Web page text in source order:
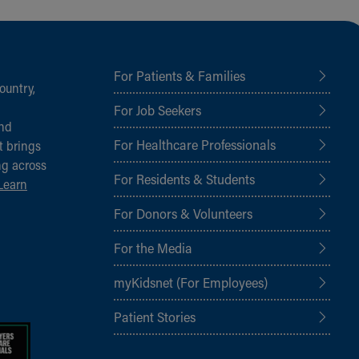
brings
across
For Patients & Families
For Job Seekers
For Healthcare Professionals
For Residents & Students
For Donors & Volunteers
For the Media
myKidsnet (For Employees)
Patient Stories